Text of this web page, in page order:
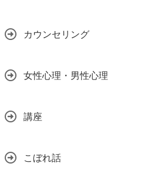
カウンセリング
女性心理・男性心理
講座
こぼれ話